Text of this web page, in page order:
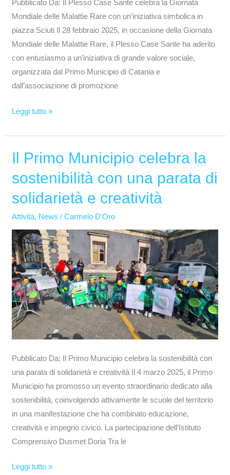
Pubblicato Da: Il Plesso Case Sante celebra la Giornata
Mondiale delle Malattie Rare con un’iniziativa simbolica in
piazza Sciuti Il 28 febbraio 2025, in occasione della Giornata
Mondiale delle Malattie Rare, il Plesso Case Sante ha aderito
con entusiasmo a un’iniziativa di grande valore sociale,
organizzata dal Primo Municipio di Catania e
dall’associazione di promozione
Leggi tutto »
Il Primo Municipio celebra la
sostenibilità con una parata di
solidarietà e creatività
Attività, News /Carmelo D'Oro
Pubblicato Da: Il Primo Municipio celebra la sostenibilità con
una parata di solidarietà e creatività Il 4 marzo 2025, il Primo
Municipio ha promosso un evento straordinario dedicato alla
sostenibilità, coinvolgendo attivamente le scuole del territorio
in una manifestazione che ha combinato educazione,
creatività e impegno civico. La partecipazione dell’Istituto
Comprensivo Dusmet Doria Tra le
Il
Municipio
celebra
con
una
parata
di
solidarietà
e
creatività
Leggi tutto »